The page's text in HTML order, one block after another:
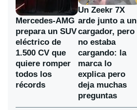
Mercedes-AMG
prepara un SUV
eléctrico de
1.500 CV que
quiere romper
todos los
récords
Un Zeekr 7X
arde junto a un
cargador, pero
no estaba
cargando: la
marca lo
explica pero
deja muchas
preguntas